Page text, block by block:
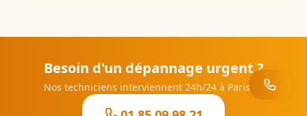
Besoin d'un dépannage urgent ?
Nos techniciens interviennent 24h/24 à Paris 19